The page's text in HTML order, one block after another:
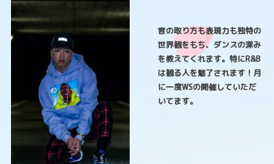
音の取り方も表現力も独特の
世界観をもち、ダンスの深み
を教えてくれます。特にR&B
は観る人を魅了されます！月
に一度WSの開催していただ
いてます。